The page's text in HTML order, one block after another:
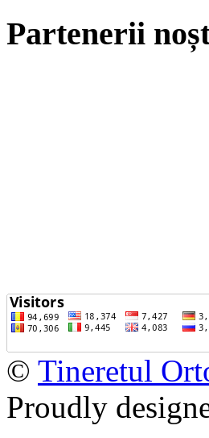
Partenerii
© Tineretul
Proudly